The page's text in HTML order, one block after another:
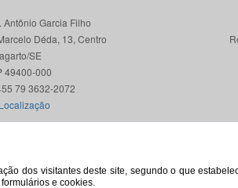
dos visitantes deste site, segundo o que
e cookies.
Antônio Garcia Filho
Déda, 13, Centro
SE
49400-000
Localização